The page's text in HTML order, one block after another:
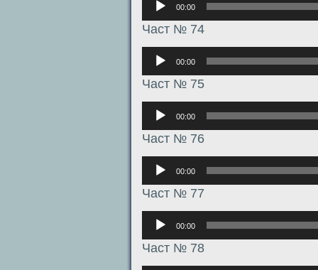
00:00
Част № 74
Аудиоплеер
00:00
Част № 75
Аудиоплеер
00:00
Част № 76
Аудиоплеер
00:00
Част № 77
Аудиоплеер
00:00
Част № 78